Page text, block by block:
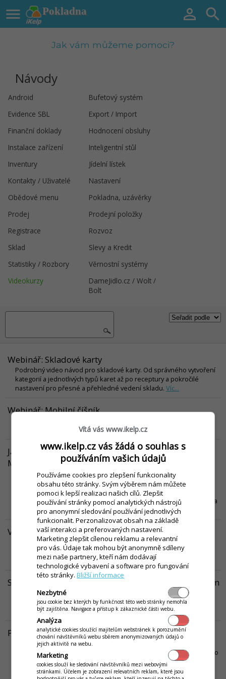
Pokladna
  
Jak vám můžeme pomoci?
Návody
Android
Bufetový systém
Evidence SBL
Export / Import
Finanční doklady
Hodnocení obsluhy
Instalace zařízení
Inteligentní stůl
Inventury
Jídelní lístek
Kontakty / Uživatelé
Nastavení
Obědové menu
Pokladna, uzávěrky
Prodej
Prodejní položky
Registrace
Rozvoz
Sklad
Slevy a Kredit
Statistiky / Rozbory
Věrnostní systémy
Videokurzy
DameJidlo.cz / Wolt /
Bolt
Webinář: Skladové karty
Podrobný video návod pro skladové karty. Od správného vytvoření
kategorií a jednotlivých typů karet až po receptury a pokročilé
nastavení pro přesné a přehledné vedení skladu. Víc...
Webinář: Mobilní číšník
pokročilé funkcionality pro efektivní chod vašeho provozu.
Jak přidat obrázky k obědovému menu v iKelp POS
Mobile
Nabídka obědového menu vypadá s obrázky vždy o poznání lépe
vždyť se neříká nadarmo, že oči by jedly. Přidávání fotek je přitom
skutečně jednoduché: jídlo vyfotíte mobilem přímo v aplikaci iKelp
POS Mobile a při sestavování menu ho pak použijete opakovaně na
pár kliknutí. Obědové menu s fotografiemi...Víc...
Věrnostní systémy
Pokročilé nástroje jako zbíraní bodů, automatický klubový systém,
automatické sledování obratů, individuálni slevové akce pro
získávání nových a udržení si stávajícich zákazníků.
Skladová evidence v iKelp POS Mobile, krok za krokem
Skladová evidence představuje vytváření skladových karet různých
typů - zboží, surovina, receptura atd. Příjem zboží, výdej zboží a
inventury - krok za krokem.Víc...
Polední menu
Správné nastavení poledního a týdenního menu. Plán poledního
menu na týden / dva dopředu. Automatické zveřejňování poledního
menu na webstránce pro online objednávaní. Detailní přehledy a
statistiky.Víc...
Vítá vás www.ikelp.cz
www.ikelp.cz vás žádá o souhlas s
používáním vašich údajů
Používáme cookies pro zlepšení funkcionality
obsahu této stránky. Svým výběrem nám můžete
pomoci k lepší realizaci našich cílů. Zlepšit
používání stránky pomocí analytických nástrojů
pro anonymní sledování používání jednotlivých
funkcionalit. Perzonalizovat obsah na základě
vaší interakci a preferovaných nastavení.
Marketing zlepšit cílenou reklamu a relevantní
pro vás. Údaje tak mohou být anonymně sdíleny
mezi naše partnery, kteří nám dodávají
technologické vybavení a software pro fungování
této stránky.Bližší informace
Nezbytné
jsou cookie bez kterých by funkčnost této web stránky nemohla
být zajištěna. Navigace a přístup k zákaznické části webu.
Analýza
analytické cookies sloužící majitelům webstránek k porozumění
chování návštěvníků webu sběrem anonymizovaných údajů o
jejich aktivitě na webu.
Marketing
cookies slouží ke sledování návštěvníků mezi webovými
stránkami. Účelem je zobrazení relevatních reklam, které jsou